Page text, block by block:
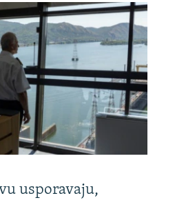
usporavaju,